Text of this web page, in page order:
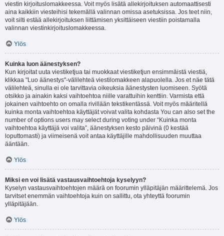
viestin kirjoituslomakkeessa. Voit myös lisätä allekirjoituksen automaattisesti
aina kaikkiin viesteihisi tekemällä valinnan omissa asetuksissa. Jos teet niin,
voit silti estää allekirjoituksen liittämisen yksittäiseen viestiin poistamalla
valinnan viestinkirjoituslomakkeessa.
Ylös
Kuinka luon äänestyksen?
Kun kirjoitat uuta viestiketjua tai muokkaat viestiketjun ensimmäistä viestiä,
klikkaa "Luo äänestys"-välilehteä viestilomakkeen alapuolella. Jos et näe tätä
välilehteä, sinulla ei ole tarvittavia oikeuksia äänestysten luomiseen. Syötä
otsikko ja ainakin kaksi vaihtoehtoa niille varattuihin kenttiin. Varmista että
jokainen vaihtoehto on omalla rivillään tekstikentässä. Voit myös määritellä
kuinka monta vaihtoehtoa käyttäjät voivat valita kohdasta You can also set the
number of options users may select during voting under “Kuinka monta
vaihtoehtoa käyttäjä voi valita”, äänestyksen kesto päivinä (0 kestää
loputtomasti) ja viimeisenä voit antaa käyttäjille mahdollisuuden muuttaa
ääntään.
Ylös
Miksi en voi lisätä vastausvaihtoehtoja kyselyyn?
Kyselyn vastausvaihtoehtojen määrä on foorumin ylläpitäjän määrittelemä. Jos
tarvitset enemmän vaihtoehtoja kuin on sallittu, ota yhteyttä foorumin
ylläpitäjään.
Ylös